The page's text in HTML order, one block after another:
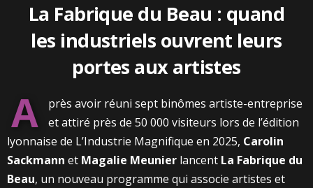
La Fabrique du Beau : quand
les industriels ouvrent leurs
portes aux artistes
A
près avoir réuni sept binômes artiste-entreprise
et attiré près de 50 000 visiteurs lors de l’édition
lyonnaise de L’Industrie Magnifique en 2025, Carolin
Sackmann et Magalie Meunier lancent La Fabrique du
Beau, un nouveau programme qui associe artistes et